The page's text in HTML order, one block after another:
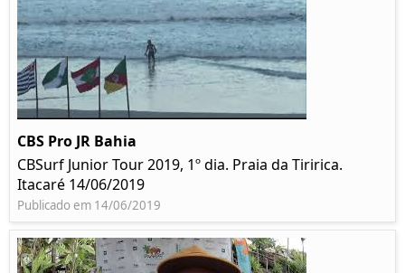
CBS Pro JR Bahia
CBSurf Junior Tour 2019, 1º dia. Praia da Tiririca.
Itacaré 14/06/2019
Publicado em 14/06/2019